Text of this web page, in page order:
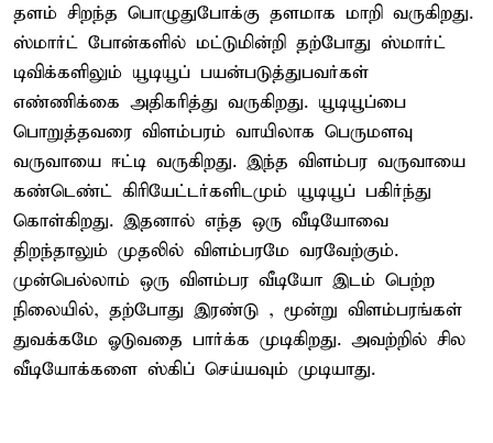
தளம் சிறந்த பொழுதுபோக்கு தளமாக மாறி வருகிறது.
ஸ்மார்ட் போன்களில் மட்டுமின்றி தற்போது ஸ்மார்ட்
டிவிக்களிலும் யூடியூப் பயன்படுத்துபவர்கள்
எண்ணிக்கை அதிகரித்து வருகிறது. யூடியூப்பை
பொறுத்தவரை விளம்பரம் வாயிலாக பெருமளவு
வருவாயை ஈட்டி வருகிறது. இந்த விளம்பர வருவாயை
கண்டெண்ட் கிரியேட்டர்களிடமும் யூடியூப் பகிர்ந்து
கொள்கிறது. இதனால் எந்த ஒரு வீடியோவை
திறந்தாலும் முதலில் விளம்பரமே வரவேற்கும்.
முன்பெல்லாம் ஒரு விளம்பர வீடியோ இடம் பெற்ற
நிலையில், தற்போது இரண்டு , மூன்று விளம்பரங்கள்
துவக்கமே ஓடுவதை பார்க்க முடிகிறது. அவற்றில் சில
வீடியோக்களை ஸ்கிப் செய்யவும் முடியாது.